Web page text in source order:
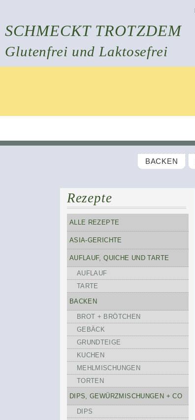
SCHMECKT TROTZDEM
Glutenfrei und Laktosefrei
BACKEN
Rezepte
ALLE REZEPTE
ASIA-GERICHTE
AUFLAUF, QUICHE UND TARTE
AUFLAUF
TARTE
BACKEN
BROT + BRÖTCHEN
GEBÄCK
GRUNDTEIGE
KUCHEN
MEHLMISCHUNGEN
TORTEN
DIPS, GEWÜRZMISCHUNGEN + CO
DIPS